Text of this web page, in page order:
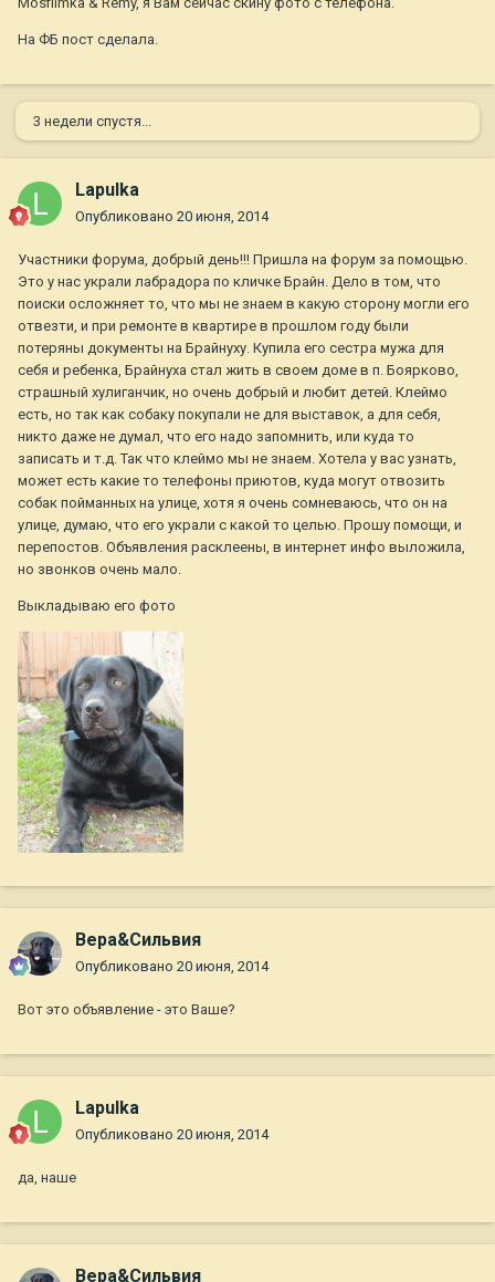
На ФБ пост сделала.
3 недели спустя...
Lapulka
Опубликовано 20 июня, 2014
Участники форума, добрый день!!! Пришла на форум за помощью.
Это у нас украли лабрадора по кличке Брайн. Дело в том, что
поиски осложняет то, что мы не знаем в какую сторону могли его
отвезти, и при ремонте в квартире в прошлом году были
потеряны документы на Брайнуху. Купила его сестра мужа для
себя и ребенка, Брайнуха стал жить в своем доме в п. Боярково,
страшный хулиганчик, но очень добрый и любит детей. Клеймо
есть, но так как собаку покупали не для выставок, а для себя,
никто даже не думал, что его надо запомнить, или куда то
записать и т.д. Так что клеймо мы не знаем. Хотела у вас узнать,
может есть какие то телефоны приютов, куда могут отвозить
собак пойманных на улице, хотя я очень сомневаюсь, что он на
улице, думаю, что его украли с какой то целью. Прошу помощи, и
перепостов. Объявления расклеены, в интернет инфо выложила,
но звонков очень мало.
Выкладываю его фото
Вера&Сильвия
Опубликовано 20 июня, 2014
Вот это объявление - это Ваше?
Lapulka
Опубликовано 20 июня, 2014
да, наше
Вера&Сильвия